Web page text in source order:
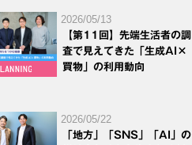
2026/05/13
【第11回】先端生活者の調
査で見えてきた「生成AI×
買物」の利用動向
2026/05/22
「地方」「SNS」「AI」の